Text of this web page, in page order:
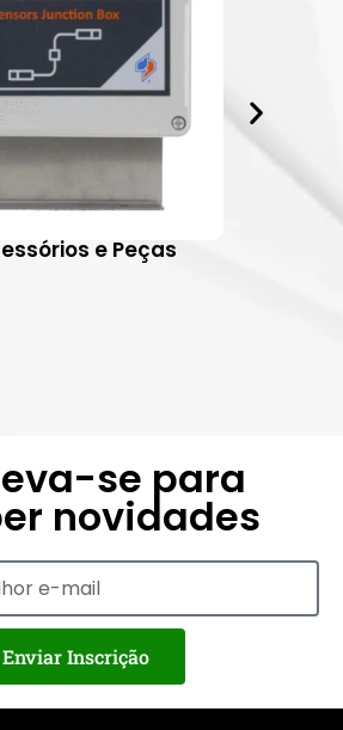
e Peças
se para
novidades
Enviar Inscrição